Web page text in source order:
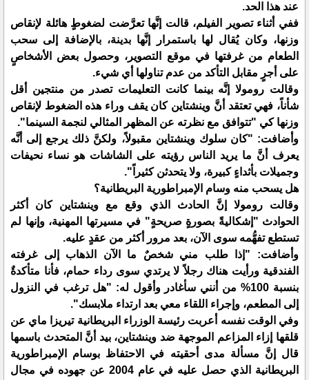
عند هذا الحد.
ففي أثناء تصوير الفيلم، قالت إنَّها تعرَّضت لضغوطٍ هائلة لإنقاص
وزنها، وكان يُقال لها باستمرار إنَّها بدينة، بالإضافة إلى سحب
الطعام من غرفتها في موقع التصوير، وحصول بعض الأشخاصٍ
على أجرٍ مقابل التأكد من عدم تناولها أي شيء.
وقالت رومولا إنَّه بينما كانت التعليمات تصدر من منتجين أقل
شأناً، فهي تعتقد أنَّ وينشتاين كان يقف وراء هذه الضغوط لإنقاص
وزنها كي "تتوافق مع نظرته عن المظهر المثالي لنجمة السينما".
وأضافت: "كان سلوك وينشتاين مقبولاً، ولكنَّ ذلك يرجع إلى أنَّه
يعرف أنَّ ما يريد الناس رؤيته على الشاشات هو نساء نحيفات
وجميلات بأثداءٍ كبيرة، ولا يتحدثن كثيراً".
هل يسحب منه وسام الإمبراطورية البريطانية؟
وقالت رومولا إنَّ الحادث الذي وقع مع وينشتاين كان أكثر
الحوادث "إشكاليةً بصورةٍ صريحةٍ" في مسيرتها المهنية، وإنها لم
تستطع تفهُّمه سوى الآن، بعد مرور أكثر من عقدٍ عليه.
وأضافت: "إذا طلب مني شخصٌ ما الآن الذهاب إلى غرفته
الفندقية ورأيت هناك رجلاً لا يرتدي سوى رداء حمام، فأنا متأكدةٌ
بنسبة 100% من أنني سأغادر وأقول له: "هل ترغب في النزول
إلى المطعم، وإجراء اللقاء معي بعد ارتداء ملابسك".
وفي الوقت نفسه أعربت رئيسة الوزراء البريطانية تيريزا ماي عن
قلقها إزاء المزاعم الموجهة ضد وينشتاين، بيد أنَّ المتحدث باسمها
قال إنَّ مسألة مدى أحقيته في الاحتفاظ بوسام الإمبراطورية
البريطانية الذي حصل عليه في عام 2004 عن جهوده في مجال